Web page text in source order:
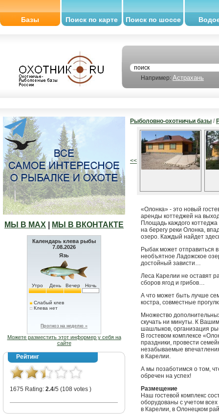
Базы Поиск по карте Поиск по шоссе
Например: Астрахань
МЫ В МАХ МЫ В ВКОНТАКТЕ
Календарь клева рыбы
7.08.2026
Язь
Утро День Вечер Ночь
Слабый клев
Клева нет
Прогноз на неделю »
Можете разместить этот информер у себя на
сайте
Рейтинг
1675 Rating: 2.4/5 (108 votes )
Рыболовно-охотничьи базы /
<<
«Олонка» - это новый
аренды коттеджей на
Площадь каждого
на берегу реки Олонка,
озеро. Каждый найдет
Рыбак может отправиться
необъятное Ладожское
достойный зависти…
Леса Карелии не оставят
сборов ягод и грибов…
А что может быть лучше
костра, совместные
Множество
скучать ни минуты. К
шашлыков, организация
В гостевом комплексе
праздники, провести
незабываемые
в Карелии.
А мы позаботимся о том,
обречен на успех!
Размещение
Наш гостевой комплекс
оборудованы с учетом
в Карелии, в Олонецком